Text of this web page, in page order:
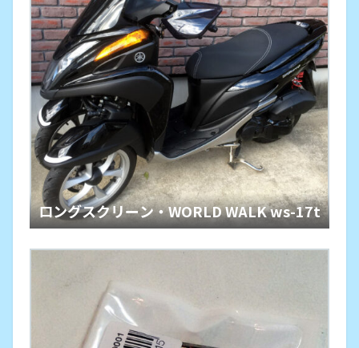
ロングスクリーン・WORLD WALK ws-17t